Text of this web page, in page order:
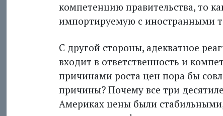
компетенцию правительства, то
импортируемую с иностранными
С другой стороны, адекватное
входит в ответственность и
причинами роста цен пора бы
причины? Почему все три
Америках цены были